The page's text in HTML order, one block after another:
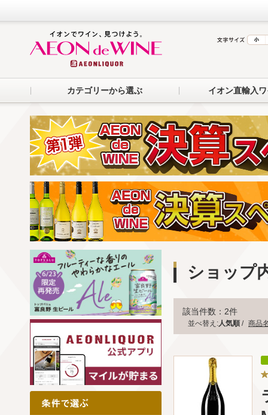
カテゴリーから選ぶ イオン直輸入
ショップ
該当件数：2件
並べ替え:人気順 / 商品